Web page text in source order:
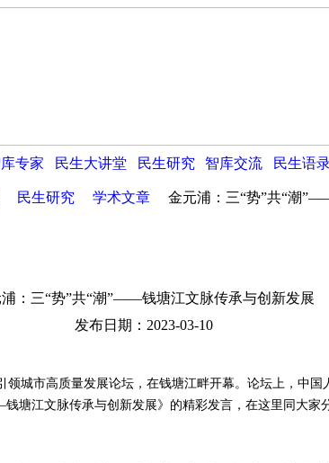
专家 民生大讲堂 民生研究 智库交流 民生语
民生研究 学术文章 金元浦：三“势”共“潮
：三“势”共“潮”——钱塘江文脉传承与创新发展
发布日期：2023-03-10
城市高质量发展论坛，在钱塘江畔开幕。论坛上，中国
塘江文脉传承与创新发展》的精彩发言，在这里同大家